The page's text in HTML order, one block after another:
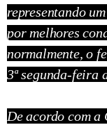
representando
por melhores
normalmente, o
3ª segunda-feira
De acordo com a